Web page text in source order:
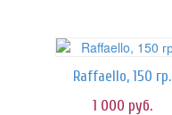
Raffaello, 150 гр.
1 000 руб.